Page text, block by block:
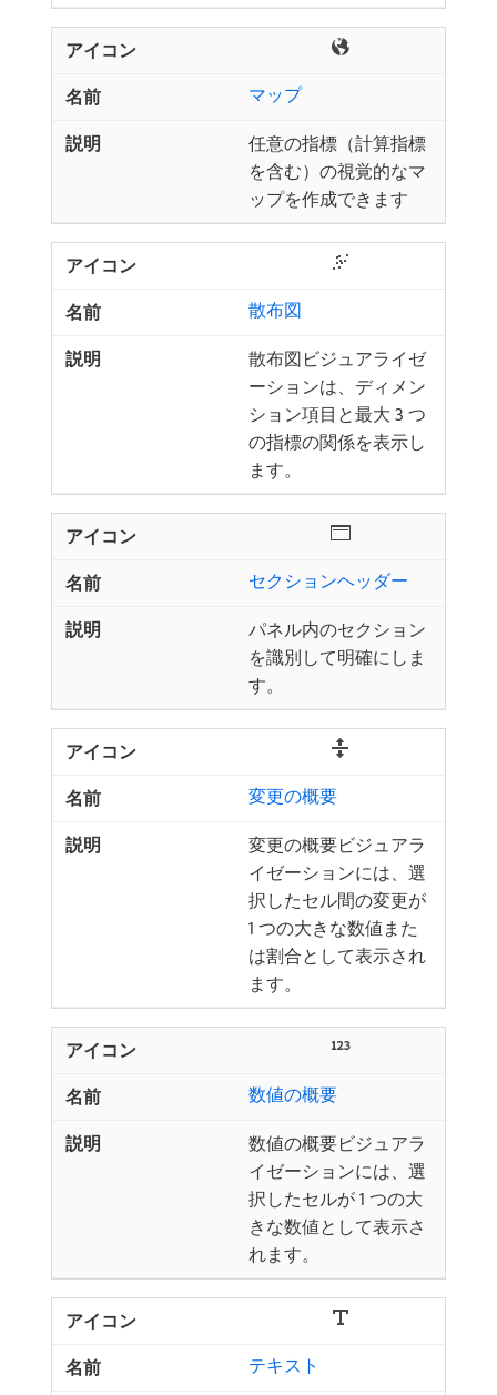
マップ
任意の指標（計算指標
を含む）の視覚的なマ
ップを作成できます
散布図
散布図ビジュアライゼ
ーションは、ディメン
ション項目と最大 3 つ
の指標の関係を表示し
ます。
セクションヘッダー
パネル内のセクション
を識別して明確にしま
す。
変更の概要
変更の概要ビジュアラ
イゼーションには、選
択したセル間の変更が
1 つの大きな数値また
は割合として表示され
ます。
数値の概要
数値の概要ビジュアラ
イゼーションには、選
択したセルが 1 つの大
きな数値として表示さ
れます。
テキスト